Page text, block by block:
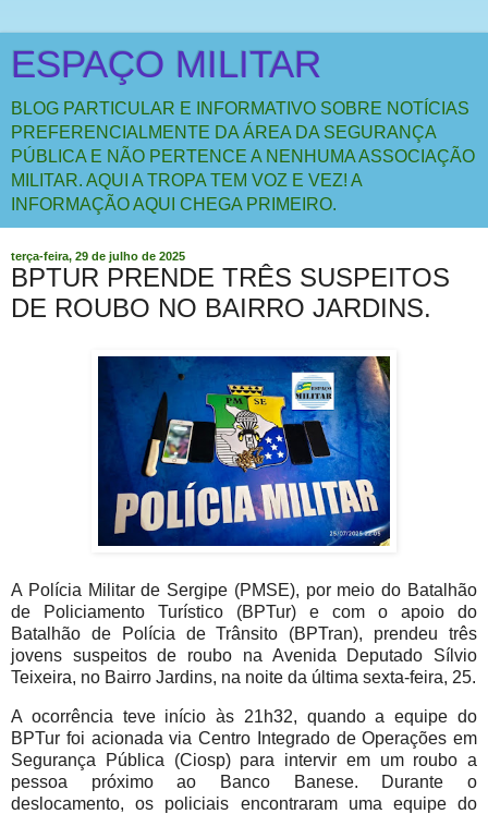
ESPAÇO MILITAR
BLOG PARTICULAR E INFORMATIVO SOBRE NOTÍCIAS
PREFERENCIALMENTE DA ÁREA DA SEGURANÇA
PÚBLICA E NÃO PERTENCE A NENHUMA ASSOCIAÇÃO
MILITAR. AQUI A TROPA TEM VOZ E VEZ! A
INFORMAÇÃO AQUI CHEGA PRIMEIRO.
terça-feira, 29 de julho de 2025
BPTUR PRENDE TRÊS SUSPEITOS
DE ROUBO NO BAIRRO JARDINS.
A Polícia Militar de Sergipe (PMSE), por meio do Batalhão
de Policiamento Turístico (BPTur) e com o apoio do
Batalhão de Polícia de Trânsito (BPTran), prendeu três
jovens suspeitos de roubo na Avenida Deputado Sílvio
Teixeira, no Bairro Jardins, na noite da última sexta-feira, 25.
A ocorrência teve início às 21h32, quando a equipe do
BPTur foi acionada via Centro Integrado de Operações em
Segurança Pública (Ciosp) para intervir em um roubo a
pessoa próximo ao Banco Banese. Durante o
deslocamento, os policiais encontraram uma equipe do